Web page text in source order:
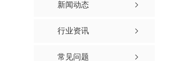
新闻动态
行业资讯
常见问题